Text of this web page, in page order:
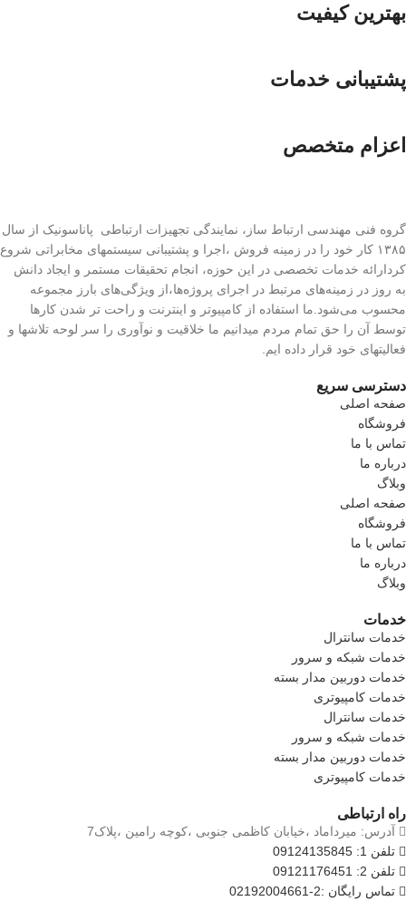
بهترین کیفیت
پشتیبانی خدمات
اعزام متخصص
گروه فنی مهندسی ارتباط ساز، نمایندگی تجهیزات ارتباطی پاناسونیک از سال
۱۳۸۵ کار خود را در زمینه فروش ،اجرا و پشتیبانی سیستمهای مخابراتی شروع
کردارائه خدمات تخصصی در این حوزه، انجام تحقیقات مستمر و ایجاد دانش
به‌ روز در زمینه‌های مرتبط در اجرای پروژه‌ها،از ویژگی‌های بارز مجموعه
محسوب می‌شود.ما استفاده از کامپیوتر و اینترنت و راحت تر شدن کارها
توسط آن را حق تمام مردم میدانیم ما خلاقیت و نوآوری را سر لوحه تلاشها و
فعالیتهای خود قرار داده ایم.
دسترسی سریع
صفحه اصلی
فروشگاه
تماس با ما
درباره ما
وبلاگ
صفحه اصلی
فروشگاه
تماس با ما
درباره ما
وبلاگ
خدمات
خدمات سانترال
خدمات شبکه و سرور
خدمات دوربین مدار بسته
خدمات کامپیوتری
خدمات سانترال
خدمات شبکه و سرور
خدمات دوربین مدار بسته
خدمات کامپیوتری
راه ارتباطی
آدرس: میرداماد ،خیابان کاظمی جنوبی ،کوچه رامین ،پلاک7
تلفن 1: 09124135845
تلفن 2: 09121176451
تماس رایگان :2-02192004661